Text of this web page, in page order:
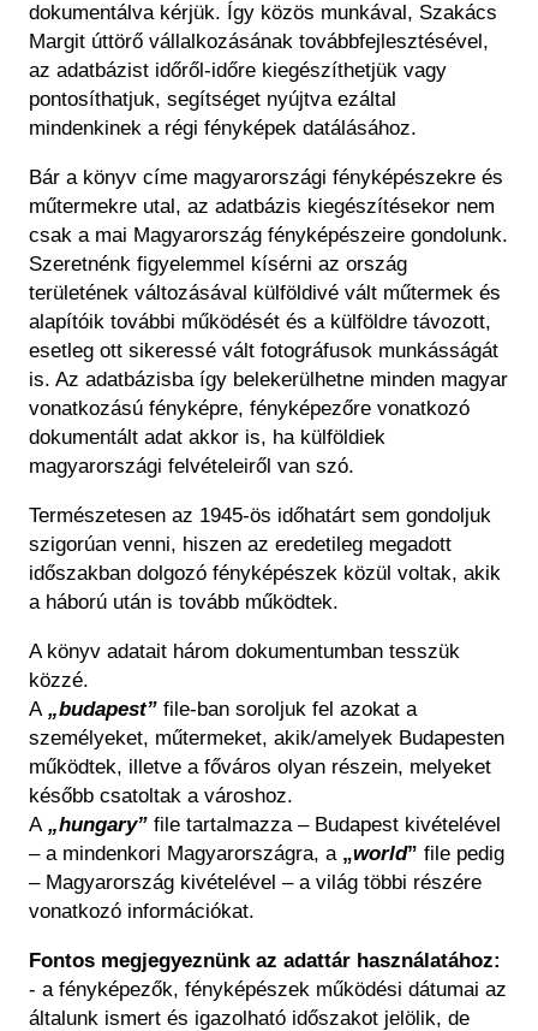
dokumentálva kérjük. Így közös munkával, Szakács
Margit úttörő vállalkozásának továbbfejlesztésével,
az adatbázist időről-időre kiegészíthetjük vagy
pontosíthatjuk, segítséget nyújtva ezáltal
mindenkinek a régi fényképek datálásához.
Bár a könyv címe magyarországi fényképészekre és
műtermekre utal, az adatbázis kiegészítésekor nem
csak a mai Magyarország fényképészeire gondolunk.
Szeretnénk figyelemmel kísérni az ország
területének változásával külföldivé vált műtermek és
alapítóik további működését és a külföldre távozott,
esetleg ott sikeressé vált fotográfusok munkásságát
is. Az adatbázisba így belekerülhetne minden magyar
vonatkozású fényképre, fényképezőre vonatkozó
dokumentált adat akkor is, ha külföldiek
magyarországi felvételeiről van szó.
Természetesen az 1945-ös időhatárt sem gondoljuk
szigorúan venni, hiszen az eredetileg megadott
időszakban dolgozó fényképészek közül voltak, akik
a háború után is tovább működtek.
A könyv adatait három dokumentumban tesszük
közzé.
A „budapest” file-ban soroljuk fel azokat a
személyeket, műtermeket, akik/amelyek Budapesten
működtek, illetve a főváros olyan részein, melyeket
később csatoltak a városhoz.
A „hungary” file tartalmazza – Budapest kivételével
– a mindenkori Magyarországra, a „world” file pedig
– Magyarország kivételével – a világ többi részére
vonatkozó információkat.
Fontos megjegyeznünk az adattár használatához:
- a fényképezők, fényképészek működési dátumai az
általunk ismert és igazolható időszakot jelölik, de